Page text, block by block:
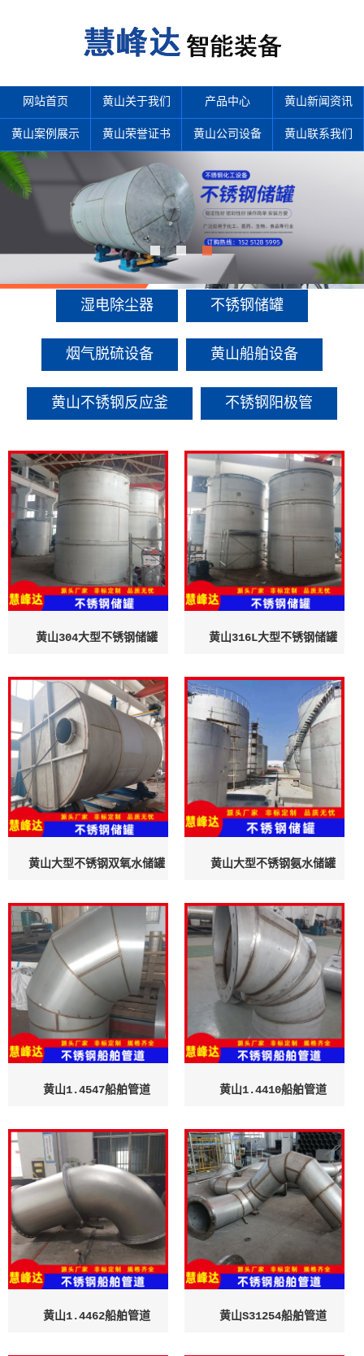
网站首页 黄山关于我们 产品中心 黄山新闻资讯
黄山案例展示 黄山荣誉证书 黄山公司设备 黄山联系我们
产品中心
多年来诚信服务每一位客户，以至诚用心，缔造优良品质。
湿电除尘器 不锈钢储罐
烟气脱硫设备 黄山船舶设备
黄山不锈钢反应釜 不锈钢阳极管
黄山304大型不锈钢储罐 黄山316L大型不锈钢储罐
黄山大型不锈钢双氧水储罐 黄山大型不锈钢氨水储罐
黄山1.4547船舶管道 黄山1.4410船舶管道
黄山1.4462船舶管道 黄山S31254船舶管道